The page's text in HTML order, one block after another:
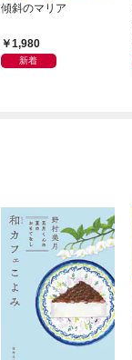
傾斜のマリア
1,980
新着